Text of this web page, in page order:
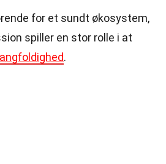
for et sundt økosystem,
spiller en stor rolle i at
.